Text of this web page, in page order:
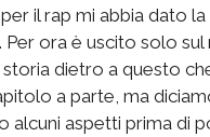
il rap mi abbia dato
ora è uscito solo
storia dietro a questo
a parte, ma
alcuni aspetti prima di